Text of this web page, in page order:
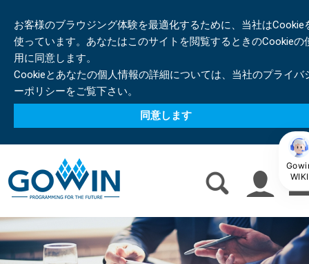
お客様のブラウジング体験を最適化するために、当社はCookie
使っています。あなたはこのサイトを閲覧するときのCookieの
用に同意します。
Cookieとあなたの個人情報の詳細については、当社のプライバ
ーポリシーをご覧下さい。
同意します
WIKI